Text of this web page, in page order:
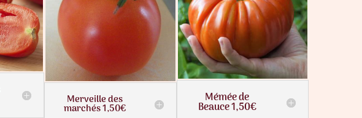
Merveille des
marchés 1,50€
Mémée de
Beauce 1,50€